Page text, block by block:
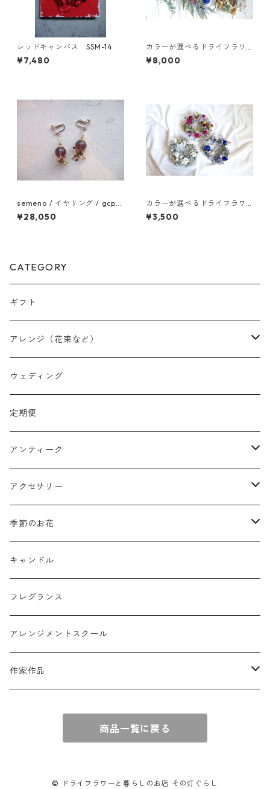
レッドキャンバス SSM-14
¥7,480
カラーが選べるドライフラワ
ースワッグL
¥8,000
semeno / イヤリング / gcp-
08 / 25aw
¥28,050
カラーが選べるドライフラワ
ーリースS
¥3,500
CATEGORY
ギフト
アレンジ（花束など）
スワッグ
リース
クリスマスリース
フラワーボックス
ミニフレーム
リングピロー
フラワーバスケット
壁掛けアレンジ
球体アレンジ
キャンドル
ウェディング
定期便
アンティーク
花器
オブジェ
雑貨
動物
アクセサリー
アクセサリー
semeno
買付品
季節のお花
ミモザ
スモークツリー
キャンドル
フレグランス
アレンジメントスクール
作家作品
商品一覧に戻る
© ドライフラワーと暮らしのお店 その灯ぐらし